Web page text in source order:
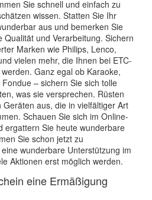
Sie schnell und einfach zu
wissen. Statten Sie Ihr
aus und bemerken Sie
und Verarbeitung. Sichern
Marken wie Philips, Lenco,
vielen mehr, die Ihnen bei ETC-
Ganz egal ob Karaoke,
– sichern Sie sich tolle
was sie versprechen. Rüsten
aus, die in vielfältiger Art
Schauen Sie sich im Online-
ergattern Sie heute wunderbare
Sie schon jetzt zu
wunderbare Unterstützung im
Aktionen erst möglich werden.
eine Ermäßigung